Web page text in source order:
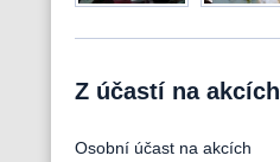
Z účastí na akcích
Osobní účast na akcích